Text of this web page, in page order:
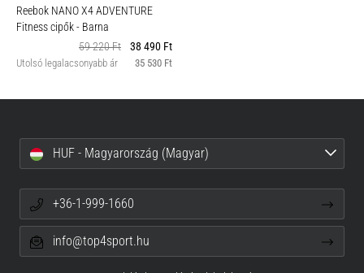
Reebok NANO X4 ADVENTURE
Fitness cipők- Barna
59 220 Ft
38 490 Ft
Utolsó legalacsonyabb ár 35 530 Ft
HUF - Magyarország (Magyar)
+36-1-999-1660
info@top4sport.hu